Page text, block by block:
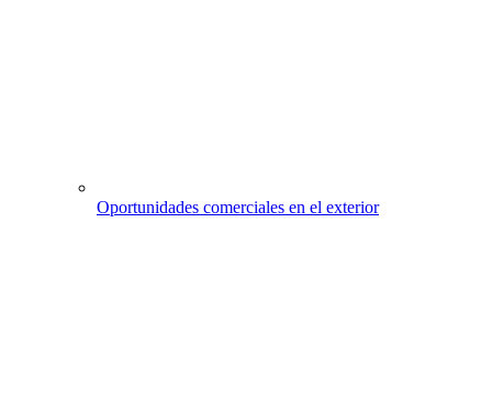
Oportunidades comerciales en el exterior